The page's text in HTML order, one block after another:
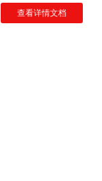
查看详情文档